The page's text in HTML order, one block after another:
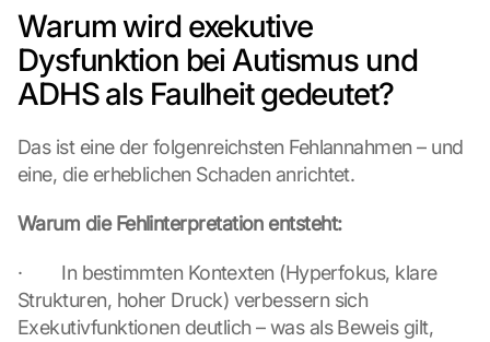
Warum wird exekutive
Dysfunktion bei Autismus und
ADHS als Faulheit gedeutet?
Das ist eine der folgenreichsten Fehlannahmen – und
eine, die erheblichen Schaden anrichtet.
Warum die Fehlinterpretation entsteht:
·        In bestimmten Kontexten (Hyperfokus, klare
Strukturen, hoher Druck) verbessern sich
Exekutivfunktionen deutlich – was als Beweis gilt,